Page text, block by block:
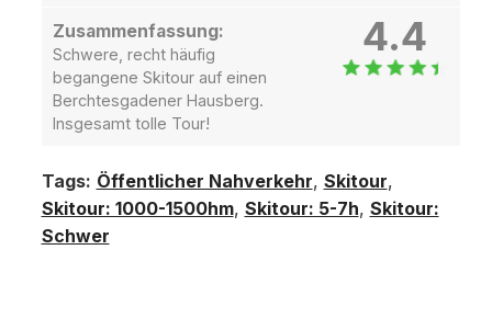
Zusammenfassung:
Schwere, recht häufig
begangene Skitour auf einen
Berchtesgadener Hausberg.
Insgesamt tolle Tour!
4.4
Tags: Öffentlicher Nahverkehr, Skitour,
Skitour: 1000-1500hm, Skitour: 5-7h, Skitour:
Schwer